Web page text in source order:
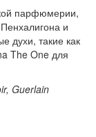
парфюмерии,
и
духи, такие как
The One для
Guerlain